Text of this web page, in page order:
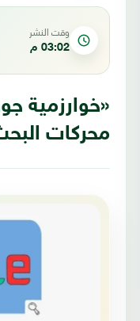
وقت النشر
03:02 م
«خوارزمية
محركات